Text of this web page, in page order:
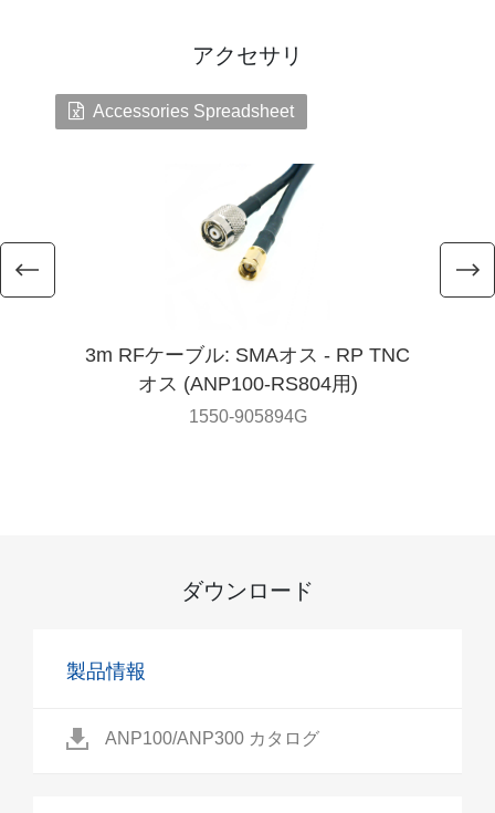
アクセサリ
Accessories Spreadsheet
3m RFケーブル: SMAオス - RP TNC
オス (ANP100-RS804用)
1550-905894G
ダウンロード
製品情報
ANP100/ANP300 カタログ